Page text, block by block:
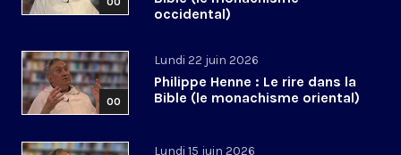
occidental)
00
Lundi 22 juin 2026
Philippe Henne : Le rire dans la
Bible (le monachisme oriental)
Lundi 15 juin 2026